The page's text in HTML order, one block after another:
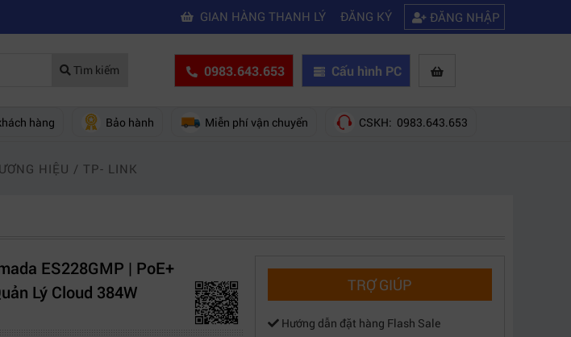
Mua máy quay phim hd giá rẻ nên mua của hãng nào? |Mách bạn 5 cách khắc phục laptop không kết nối được wifi
GIAN HÀNG THANH LÝ ĐĂNG KÝ ĐĂNG NHẬP
Tìm kiếm 0983.643.653 Cấu hình PC
hàng Bảo hành Miễn phí vận chuyển CSKH: 0983.643.653
HIỆU / TP- LINK
ES228GMP | PoE+
Lý Cloud 384W
TRỢ GIÚP
Hướng dẫn đặt hàng Flash Sale